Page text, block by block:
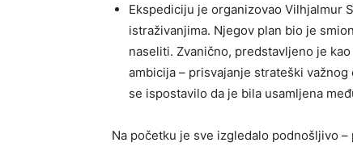
Ekspediciju je organizovao Vilhjalmur
istraživanjima. Njegov plan bio je
naseliti. Zvanično, predstavljeno je
ambicija – prisvajanje strateški
se ispostavilo da je bila usamljena
Na početku je sve izgledalo podnošljivo